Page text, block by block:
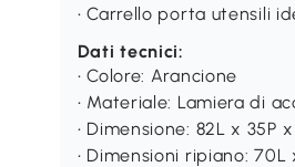
• Carrello porta utensili
Dati tecnici:
• Colore: Arancione
• Materiale: Lamiera di
• Dimensione: 82L x 35P
• Dimensioni ripiano: 70L